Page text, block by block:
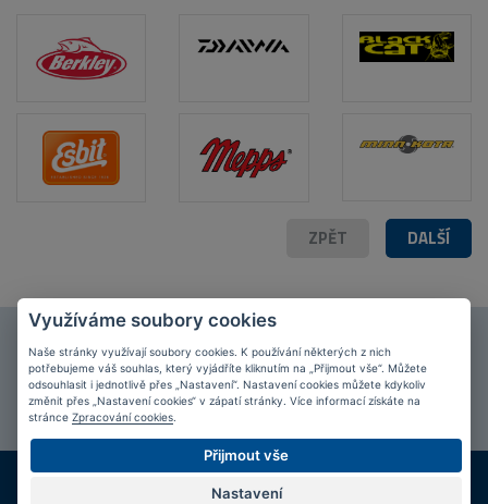
DALŠÍ
ZPĚT
Připojte se k našimfanouškůmna Facebooku!
PŘIPOJIT SE
DOPRAVA ZDARMA
KAMENNÉ PRODEJNY
Využíváme soubory cookies
Naše stránky využívají soubory cookies. K používání některých z nich
potřebujeme váš souhlas, který vyjádříte kliknutím na „Přijmout vše“. Můžete
odsouhlasit i jednotlivě přes „Nastavení“. Nastavení cookies můžete kdykoliv
změnit přes „Nastavení cookies“ v zápatí stránky. Více informací získáte na
stránce Zpracování cookies
Přijmout vše
Nastavení